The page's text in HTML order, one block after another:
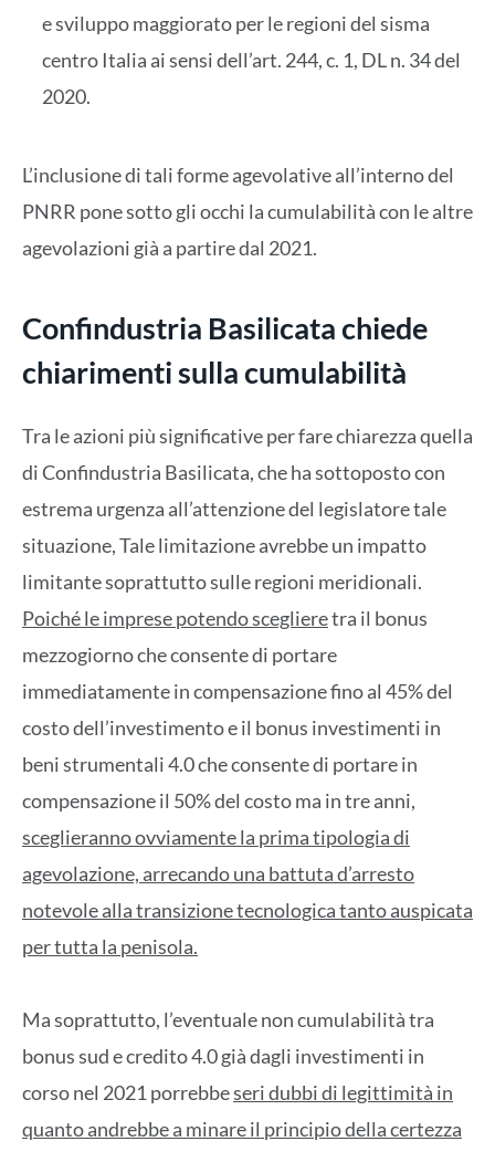
e sviluppo maggiorato per le regioni del sisma
centro Italia ai sensi dell’art. 244, c. 1, DL n. 34 del
2020.
L’inclusione di tali forme agevolative all’interno del
PNRR pone sotto gli occhi la cumulabilità con le altre
agevolazioni già a partire dal 2021.
Confindustria Basilicata chiede
chiarimenti sulla cumulabilità
Tra le azioni più significative per fare chiarezza quella
di Confindustria Basilicata, che ha sottoposto con
estrema urgenza all’attenzione del legislatore tale
situazione, Tale limitazione avrebbe un impatto
limitante soprattutto sulle regioni meridionali.
Poiché le imprese potendo sceglieretra il bonus
mezzogiorno che consente di portare
immediatamente in compensazione fino al 45% del
costo dell’investimento e il bonus investimenti in
beni strumentali 4.0 che consente di portare in
compensazione il 50% del costo ma in tre anni,
sceglieranno ovviamente la prima tipologia di
agevolazione, arrecando una battuta d’arresto
notevole alla transizione tecnologica tanto auspicata
per tutta la penisola.
Ma soprattutto, l’eventuale non cumulabilità tra
bonus sud e credito 4.0 già dagli investimenti in
corso nel 2021 porrebbeseri dubbi di legittimità in
quanto andrebbe a minare il principio della certezza